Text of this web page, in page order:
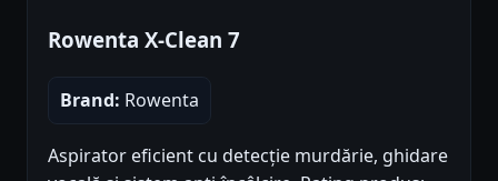
Rowenta X-Clean 7
Brand: Rowenta
Aspirator eficient cu detecție murdărie, ghidare